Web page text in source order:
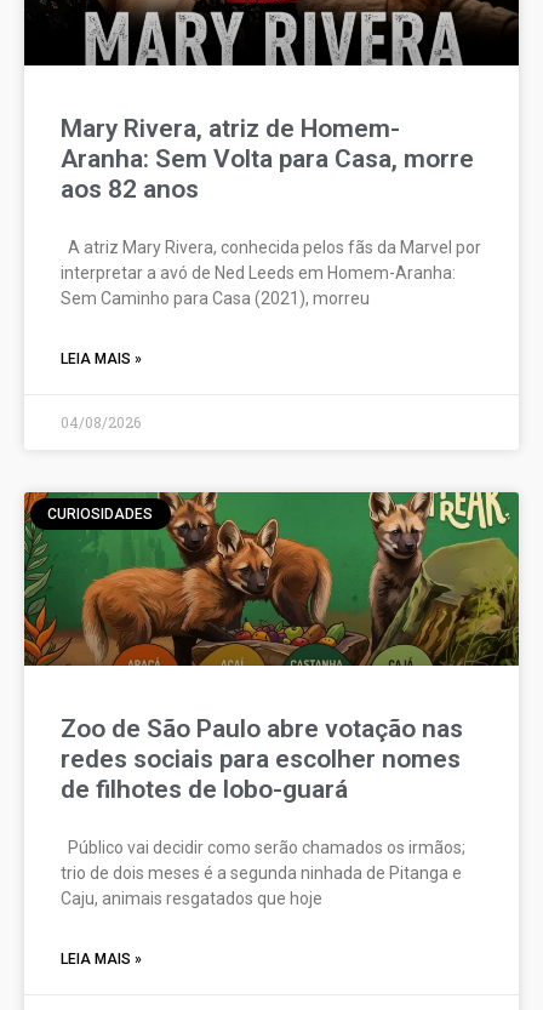
Mary Rivera, atriz de Homem-
Aranha: Sem Volta para Casa, morre
aos 82 anos
A atriz Mary Rivera, conhecida pelos fãs da Marvel por
interpretar a avó de Ned Leeds em Homem-Aranha:
Sem Caminho para Casa (2021), morreu
LEIA MAIS »
04/08/2026
CURIOSIDADES
Zoo de São Paulo abre votação nas
redes sociais para escolher nomes
de filhotes de lobo-guará
Público vai decidir como serão chamados os irmãos;
trio de dois meses é a segunda ninhada de Pitanga e
Caju, animais resgatados que hoje
LEIA MAIS »